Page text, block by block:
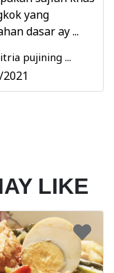
yang
dasar ay ...
pujining ...
LIKE